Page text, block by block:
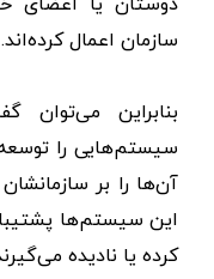
سازمان اعمال کرده‌اند.
بنابراین می‌توان
سیستم‌هایی را
آن‌ها را بر
این سیستم‌ها
کرده یا نادیده